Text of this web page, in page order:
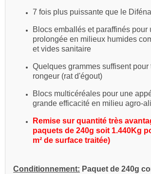
7 fois plus puissante que le
Blocs emballés et paraffinés pour
prolongée en milieux humides
et vides sanitaire
Quelques grammes suffisent pour
rongeur (rat d'égout)
Blocs multicéréales pour une
grande efficacité en milieu agro-
Remise sur quantité très
paquets de 240g soit 1.440Kg
m² de surface traitée)
Conditionnement: Paquet de 240g